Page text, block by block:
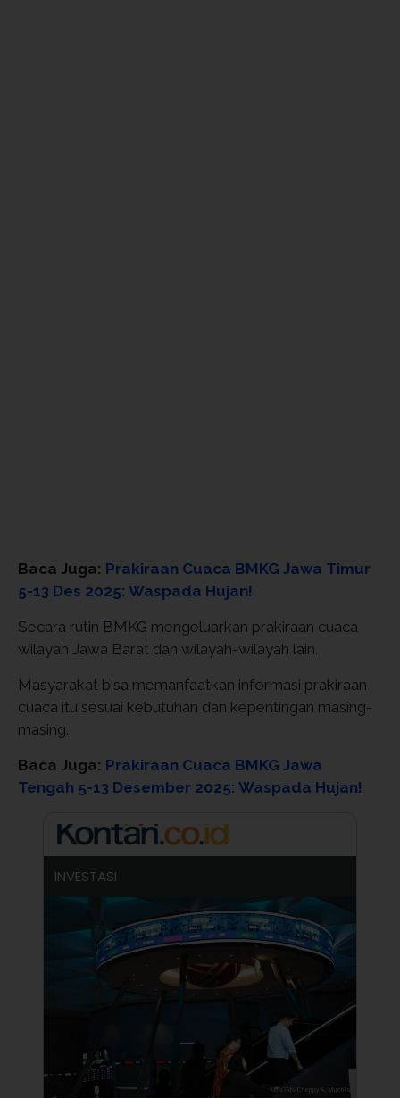
Baca Juga: Prakiraan Cuaca BMKG Jawa Timur
5-13 Des 2025: Waspada Hujan!
Secara rutin BMKG mengeluarkan prakiraan cuaca
wilayah Jawa Barat dan wilayah-wilayah lain.
Masyarakat bisa memanfaatkan informasi prakiraan
cuaca itu sesuai kebutuhan dan kepentingan masing-
masing.
Baca Juga: Prakiraan Cuaca BMKG Jawa
Tengah 5-13 Desember 2025: Waspada Hujan!
INVESTASI